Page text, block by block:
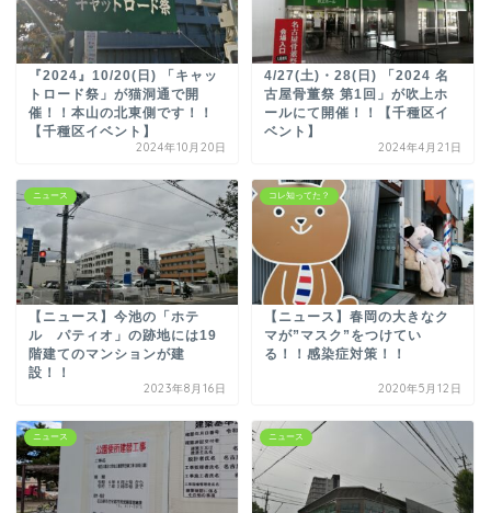
『2024』10/20(日) 「キャッ
トロード祭」が猫洞通で開
催！！本山の北東側です！！
【千種区イベント】
2024年10月20日
4/27(土)・28(日) 「2024 名
古屋骨董祭 第1回」が吹上ホ
ールにて開催！！【千種区イ
ベント】
2024年4月21日
ニュース
【ニュース】今池の「ホテ
ル パティオ」の跡地には19
階建てのマンションが建
設！！
2023年8月16日
コレ知ってた？
【ニュース】春岡の大きなク
マが”マスク”をつけてい
る！！感染症対策！！
2020年5月12日
ニュース ニュース